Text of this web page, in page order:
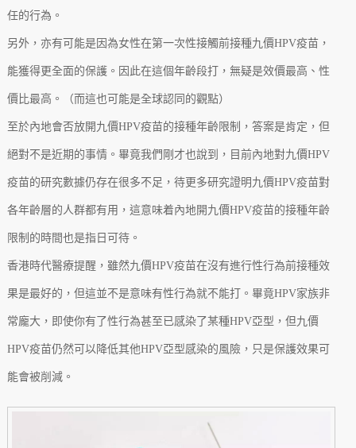
任的行為。
另外，亦有可能是因為女性在第一次性接觸前接種九價HPV疫苗，
能獲得更全面的保護。因此在這個年齡段打，無疑是效價最高、性
價比最高。（而這也可能是全球認同的觀點）
至於內地會否放開九價HPV疫苗的接種年齡限制，答案是肯定，但
絕對不是近期的事情。畢竟我們剛才也說到，目前內地對九價HPV
疫苗的研究數據仍存在很多不足，待更多研究證明九價HPV疫苗對
各年齡層的人群都有用，這意味着內地開九價HPV疫苗的接種年齡
限制的時間也是指日可待。
香港時代醫療提醒，雖然九價HPV疫苗在沒有進行性行為前接種效
果是最好的，但這並不是意味有性行為就不能打。畢竟HPV家族非
常龐大，即使你有了性行為甚至已感染了某種HPV亞型，但九價
HPV疫苗仍然可以降低其他HPV亞型感染的風險，只是保護效果可
能會被削減。